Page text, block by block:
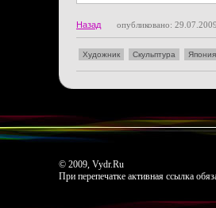
Назад опубликовано: 29.07.2009
Художник Скульптура Япония
© 2009, Vydr.Ru
При перепечатке активная ссылка